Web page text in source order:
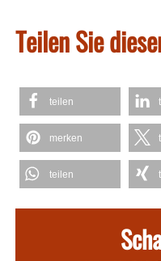
Teilen Sie
teilen
merken
teilen